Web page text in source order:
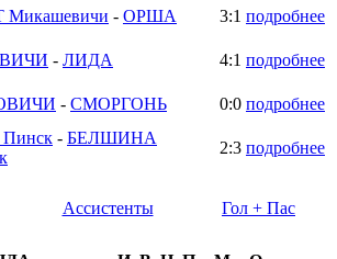
- ОРША 3:1 подробнее
- ЛИДА 4:1 подробнее
- СМОРГОНЬ 0:0 подробнее
- БЕЛШИНА
2:3 подробнее
Ассистенты Гол + Пас